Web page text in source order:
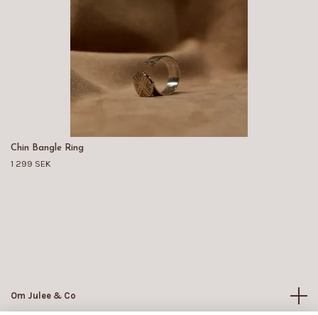
Chin Bangle Ring
1 299 SEK
Om Julee & Co